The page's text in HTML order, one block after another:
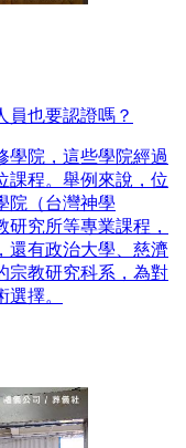
員也要認證嗎？
學院，這些學院經過
課程。舉例來說，位
院（台灣神學
究所等專業課程，
還有政治大學、慈濟
宗教研究科系，為對
擇。